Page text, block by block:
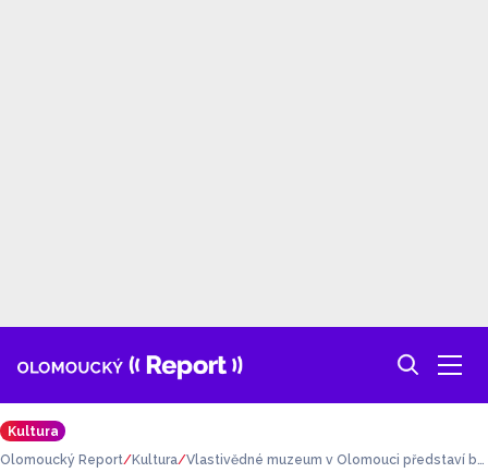
Kultura
Olomoucký Report
Kultura Vlastivědné muzeum v Olomouci představí bě